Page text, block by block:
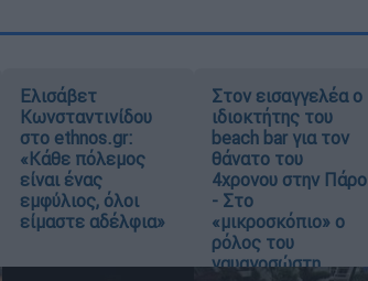
Ελισάβετ
Κωνσταντινίδου
στο ethnos.gr:
«Κάθε πόλεμος
είναι ένας
εμφύλιος, όλοι
είμαστε αδέλφια»
Στον εισαγγελέα ο
ιδιοκτήτης του
beach bar για τον
θάνατο του
4χρονου στην Πάρο
- Στο
«μικροσκόπιο» ο
ρόλος του
ναυαγοσώστη